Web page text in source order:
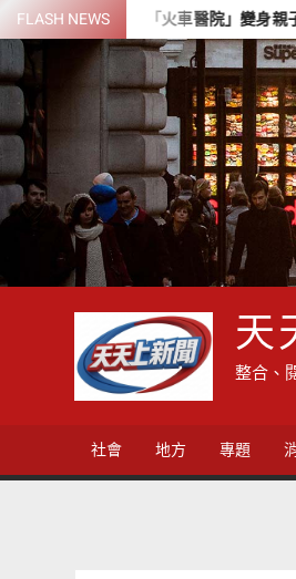
Skip
to
content
FLASH NEWS
「火車醫院」變身親子天堂！高雄親
天
整合、
社會 地方 專題